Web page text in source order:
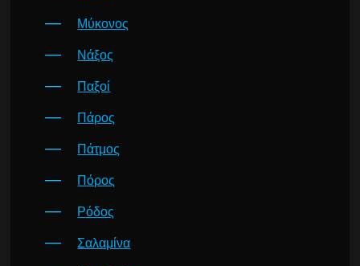
Μύκονος
Νάξος
Παξοί
Πάρος
Πάτμος
Πόρος
Ρόδος
Σαλαμίνα